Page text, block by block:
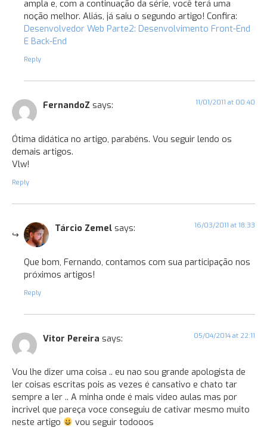
ampla e, com a continuação da série, você terá uma
noção melhor. Aliás, já saiu o segundo artigo! Confira:
Desenvolvedor Web Parte2: Desenvolvimento Front-End
E Back-End
Reply
FernandoZ says: 11/01/2011 at 00:40
Ótima didática no artigo, parabéns. Vou seguir lendo os
demais artigos.
Vlw!
Reply
Tárcio Zemel says: 16/03/2011 at 18:33
Que bom, Fernando, contamos com sua participação nos
próximos artigos!
Reply
Vitor Pereira says: 05/04/2014 at 22:11
Vou lhe dizer uma coisa .. eu nao sou grande apologista de
ler coisas escritas pois as vezes é cansativo e chato tar
sempre a ler .. A minha onde é mais video aulas mas por
incrivel que pareça voce conseguiu de cativar mesmo muito
neste artigo
vou seguir todooos